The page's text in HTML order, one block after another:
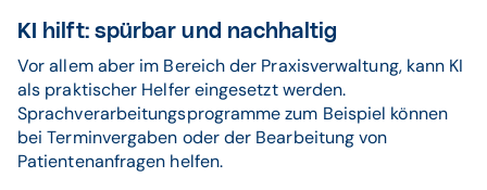
KI hilft: spürbar und nachhaltig
Vor allem aber im Bereich der Praxisverwaltung, kann KI
als praktischer Helfer eingesetzt werden.
Sprachverarbeitungsprogramme zum Beispiel können
bei Terminvergaben oder der Bearbeitung von
Patientenanfragen helfen.